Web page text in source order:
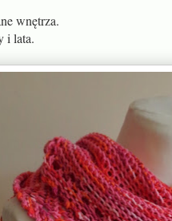
wnętrza.
i lata.